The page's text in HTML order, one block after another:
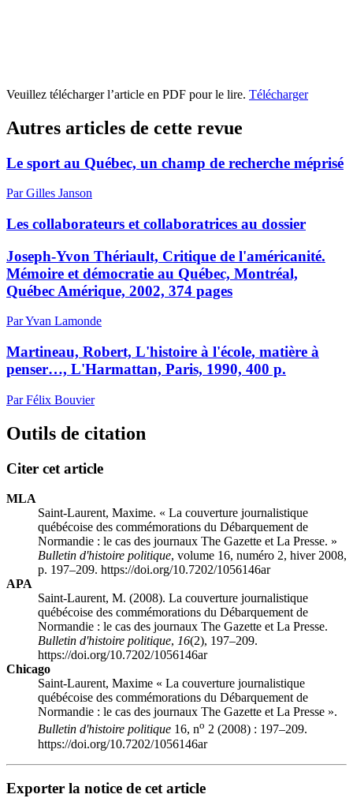
Veuillez télécharger l’article en PDF pour le lire. Télécharger
Autres articles de cette revue
Le sport au Québec, un champ de recherche méprisé
Par Gilles Janson
Les collaborateurs et collaboratrices au dossier
Joseph-Yvon Thériault, Critique de l'américanité.
Mémoire et démocratie au Québec, Montréal,
Québec Amérique, 2002, 374 pages
Par Yvan Lamonde
Martineau, Robert, L'histoire à l'école, matière à
penser…, L'Harmattan, Paris, 1990, 400 p.
Par Félix Bouvier
Outils de citation
Citer cet article
MLA
Saint-Laurent, Maxime. « La couverture journalistique
québécoise des commémorations du Débarquement de
Normandie : le cas des journaux The Gazette et La Presse. »
Bulletin d'histoire politique, volume 16, numéro 2, hiver 2008,
p. 197–209. https://doi.org/10.7202/1056146ar
APA
Saint-Laurent, M. (2008). La couverture journalistique
québécoise des commémorations du Débarquement de
Normandie : le cas des journaux The Gazette et La Presse.
Bulletin d'histoire politique, 16(2), 197–209.
https://doi.org/10.7202/1056146ar
Chicago
Saint-Laurent, Maxime « La couverture journalistique
québécoise des commémorations du Débarquement de
Normandie : le cas des journaux The Gazette et La Presse ».
Bulletin d'histoire politique 16, no 2 (2008) : 197–209.
https://doi.org/10.7202/1056146ar
Exporter la notice de cet article